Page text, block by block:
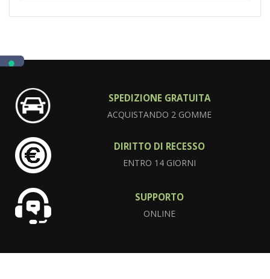
SPEDIZIONE GRATUITA
ACQUISTANDO 2 GOMME
DIRITTO DI RECESSO
ENTRO 14 GIORNI
SUPPORTO
ONLINE